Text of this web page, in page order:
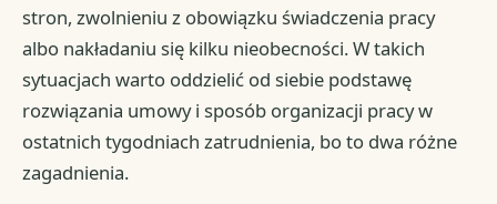
stron, zwolnieniu z obowiązku świadczenia pracy
albo nakładaniu się kilku nieobecności. W takich
sytuacjach warto oddzielić od siebie podstawę
rozwiązania umowy i sposób organizacji pracy w
ostatnich tygodniach zatrudnienia, bo to dwa różne
zagadnienia.